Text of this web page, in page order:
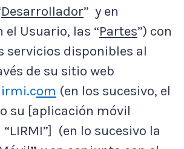
Desarrollador” y en
Usuario, las “Partes”) con
servicios disponibles al
de su sitio web
om (en los sucesivo, el
o su [aplicación móvil
(en lo sucesivo la